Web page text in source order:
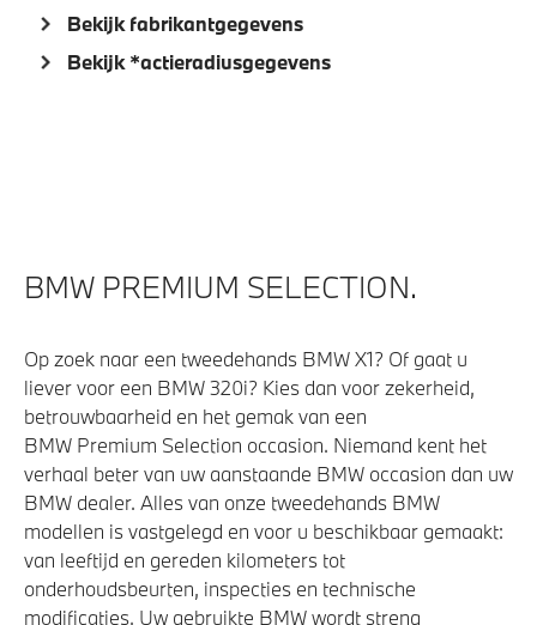
Veiligheid
Bekijk fabrikantgegevens
Bekijk *actieradiusgegevens
BMW PREMIUM SELECTION.
Op zoek naar een tweedehands BMW X1? Of gaat u
liever voor een BMW 320i? Kies dan voor zekerheid,
betrouwbaarheid en het gemak van een
BMW Premium Selection occasion. Niemand kent het
verhaal beter van uw aanstaande BMW occasion dan uw
BMW dealer. Alles van onze tweedehands BMW
modellen is vastgelegd en voor u beschikbaar gemaakt:
van leeftijd en gereden kilometers tot
onderhoudsbeurten, inspecties en technische
modificaties. Uw gebruikte BMW wordt streng